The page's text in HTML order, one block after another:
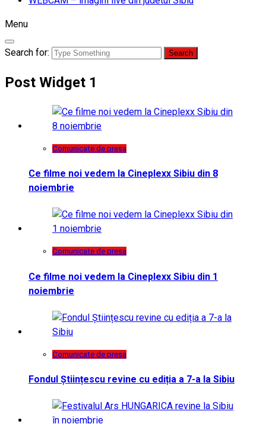
Menu
Search for:
Post Widget 1
Comunicate de presa
Ce filme noi vedem la Cineplexx Sibiu din 8
noiembrie
Comunicate de presa
Ce filme noi vedem la Cineplexx Sibiu din 1
noiembrie
Comunicate de presa
Fondul Științescu revine cu ediția a 7-a la Sibiu